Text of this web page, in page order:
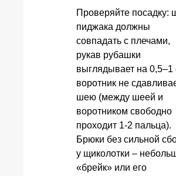
Проверяйте посадку:
пиджака должны
совпадать с плечами,
рукав рубашки
выглядывает на 0,5–1
воротник не
шею (между шеей и
воротником свободно
проходит 1‑2 пальца).
Брюки без сильной
у щиколотки –
«брейк» или его